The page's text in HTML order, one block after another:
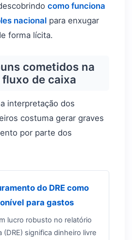
como funciona
nacional para enxugar
forma lícita.
cometidos na
de caixa
interpretação dos
costuma gerar graves
por parte dos
do DRE como
para gastos
lucro robusto no relatório
significa dinheiro livre